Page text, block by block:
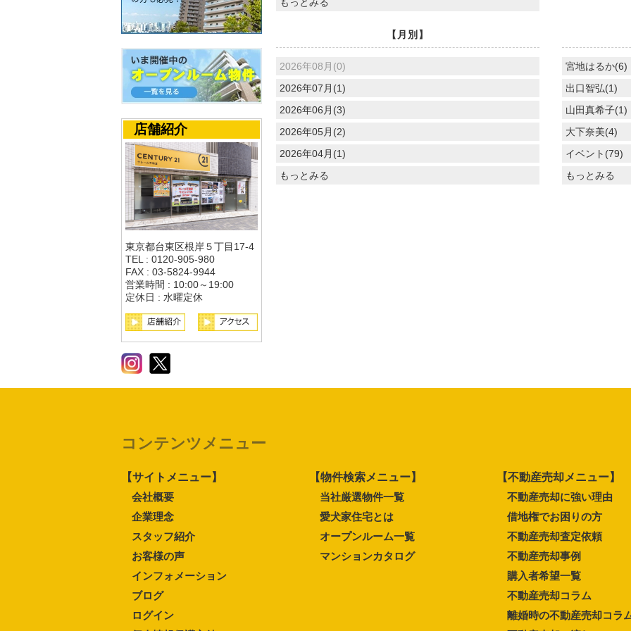
【月別】
2026年08月(0)
2026年07月(1)
2026年06月(3)
2026年05月(2)
2026年04月(1)
もっとみる
宮地はるか(6)
出口智弘(1)
山田真希子(1)
大下奈美(4)
イベント(79)
もっとみる
店舗紹介
東京都台東区根岸５丁目17-4
TEL : 0120-905-980
FAX : 03-5824-9944
営業時間 : 10:00～19:00
定休日 : 水曜定休
コンテンツメニュー
【サイトメニュー】
会社概要
企業理念
スタッフ紹介
お客様の声
インフォメーション
ブログ
ログイン
【物件検索メニュー】
当社厳選物件一覧
愛犬家住宅とは
オープンルーム一覧
マンションカタログ
【不動産売却メニュー】
不動産売却に強い理由
借地権でお困りの方
不動産売却査定依頼
不動産売却事例
購入者希望一覧
不動産売却コラム
離婚時の不動産売却コラ